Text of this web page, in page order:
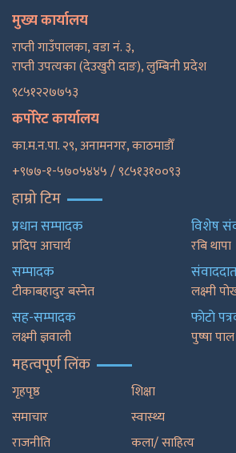
मुख्य कार्यालय
राप्ती गाउँपालका, वडा नं. ३,
राप्ती उपत्यका (देउखुरी दाङ), लुम्बिनी प्रदेश
९८५१२२७७५३
कर्पोरेट कार्यालय
का.म.न.पा. २९, अनामनगर, काठमाडाैँ
+९७७-१-५७०५४४५ / ९८५१३१००९३
हाम्रो टिम
प्रधान सम्पादक
प्रदिप आचार्य
सम्पादक
टीकाबहादुर बस्नेत
सह-सम्पादक
लक्ष्मी ज्ञवाली
विशेष
रबि थापा
लक्ष्मी
फाेटाे
पुष्षा पाल
महत्वपूर्ण लिंक
गृहपृष्ठ
समाचार
राजनीति
शिक्षा
स्वास्थ्य
कला/ साहित्य